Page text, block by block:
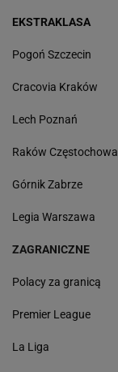
EKSTRAKLASA
Pogoń Szczecin
Cracovia Kraków
Lech Poznań
Raków Częstochowa
Górnik Zabrze
Legia Warszawa
ZAGRANICZNE
Polacy za granicą
Premier League
La Liga